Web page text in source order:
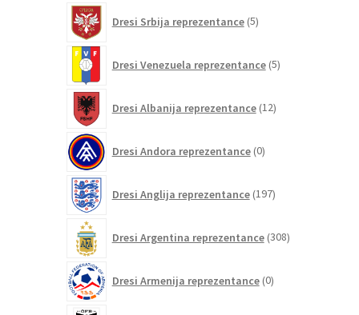
Dresi Srbija reprezentance 5izdelkov
Dresi Venezuela reprezentance 5izdelkov
Dresi Albanija reprezentance 12izdelkov
Dresi Andora reprezentance 0izdelkov
Dresi Anglija reprezentance 197izdelkov
Dresi Argentina reprezentance 308izdelkov
Dresi Armenija reprezentance 0izdelkov